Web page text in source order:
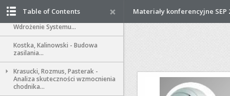
Materiały konferencyjne SEP
Table of Contents
Wdrożenie Systemu…
Kostka, Kalinowski - Budowa
zasilania…
Krasucki, Rozmus, Pasterak -
Analiza skuteczności wzmocnienia
chodnika...